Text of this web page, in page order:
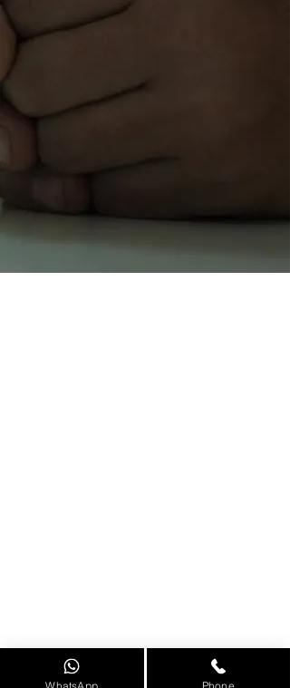
WhatsApp Phone